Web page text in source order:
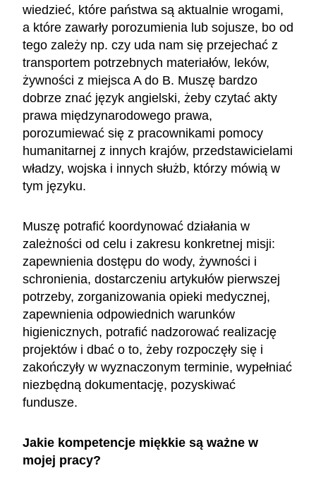
wiedzieć, które państwa są aktualnie wrogami,
a które zawarły porozumienia lub sojusze, bo od
tego zależy np. czy uda nam się przejechać z
transportem potrzebnych materiałów, leków,
żywności z miejsca A do B. Muszę bardzo
dobrze znać język angielski, żeby czytać akty
prawa międzynarodowego prawa,
porozumiewać się z pracownikami pomocy
humanitarnej z innych krajów, przedstawicielami
władzy, wojska i innych służb, którzy mówią w
tym języku.
Muszę potrafić koordynować działania w
zależności od celu i zakresu konkretnej misji:
zapewnienia dostępu do wody, żywności i
schronienia, dostarczeniu artykułów pierwszej
potrzeby, zorganizowania opieki medycznej,
zapewnienia odpowiednich warunków
higienicznych, potrafić nadzorować realizację
projektów i dbać o to, żeby rozpoczęły się i
zakończyły w wyznaczonym terminie, wypełniać
niezbędną dokumentację, pozyskiwać
fundusze.
Jakie kompetencje miękkie są ważne w
mojej pracy?